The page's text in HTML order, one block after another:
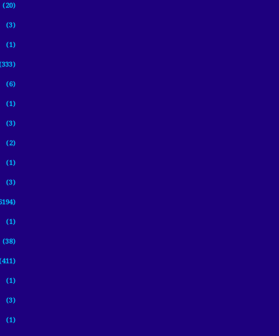
(20)
(3)
(1)
(6)
(1)
(3)
(2)
(1)
(3)
(1)
(38)
(1)
(3)
(1)